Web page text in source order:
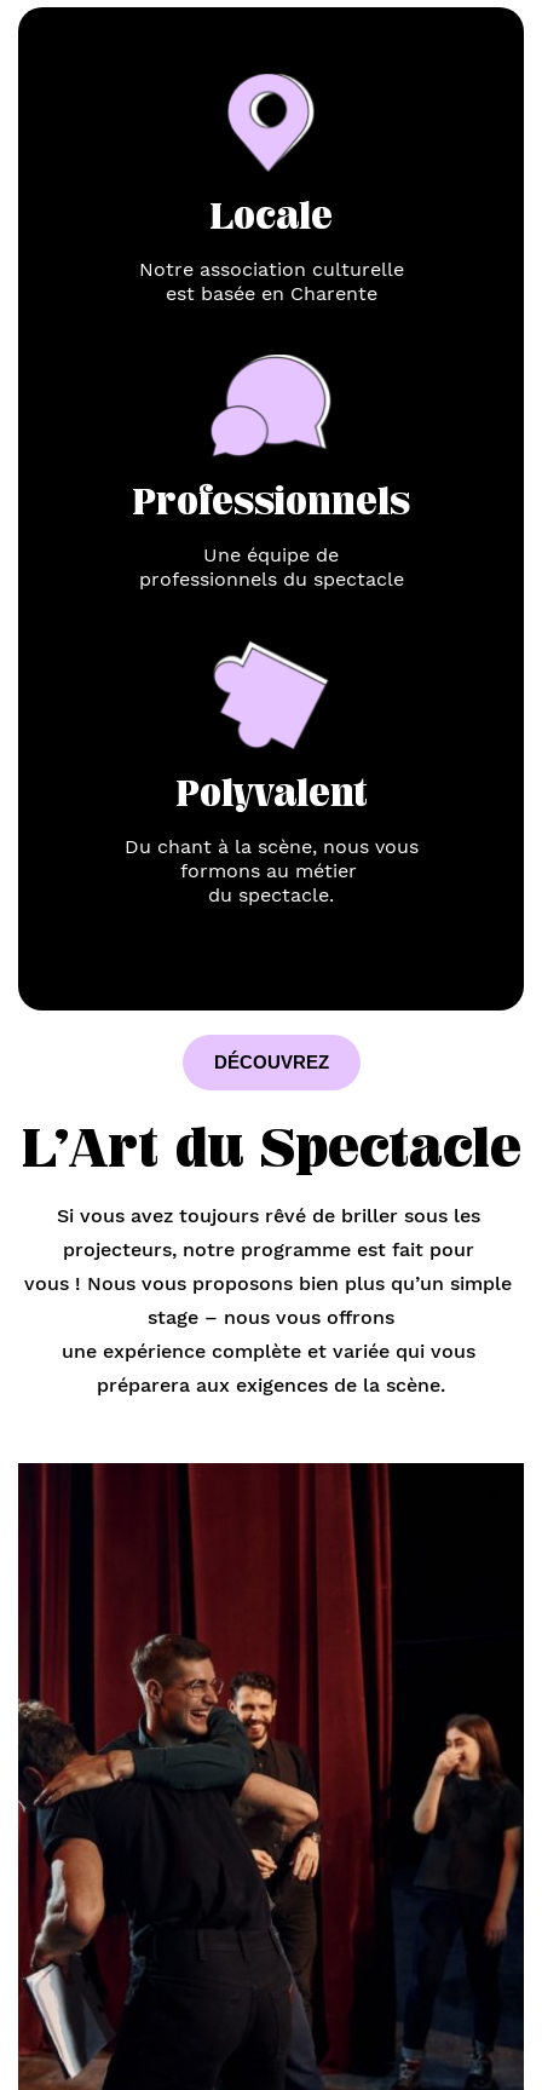
Locale
Notre association culturelle
est basée en Charente
Professionnels
Une équipe de
professionnels du spectacle
Polyvalent
Du chant à la scène, nous vous
formons au métier
du spectacle.
DÉCOUVREZ
L’Art du Spectacle
Si vous avez toujours rêvé de briller sous les
projecteurs, notre programme est fait pour
vous ! Nous vous proposons bien plus qu’un simple
stage – nous vous offrons
une expérience complète et variée qui vous
préparera aux exigences de la scène.